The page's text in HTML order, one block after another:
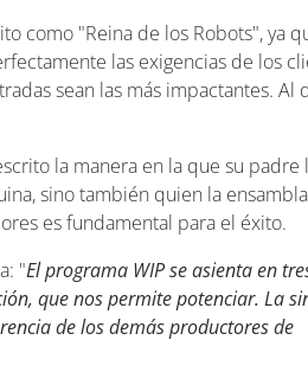
como "Reina de los Robots", ya
las exigencias de los
sean las más impactantes. Al
la manera en la que su
sino también quien la
es fundamental para el éxito.
"El programa WIP se asienta en
que nos permite potenciar. La
de los demás productores de